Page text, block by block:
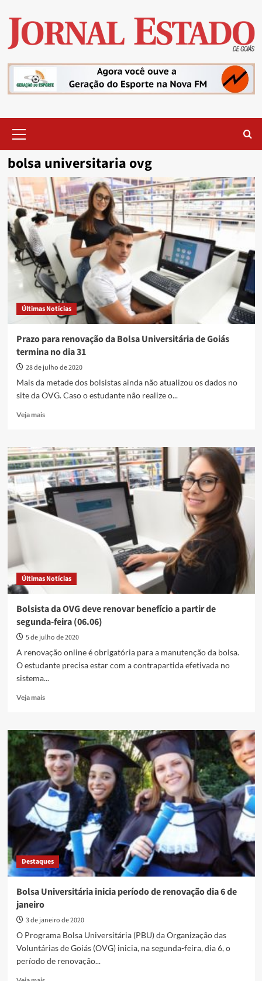
content
Menu
bolsa universitaria ovg
Últimas Notícias
Prazo para renovação da Bolsa Universitária de Goiás
termina no dia 31
28 de julho de 2020
Mais da metade dos bolsistas ainda não atualizou os dados no
site da OVG. Caso o estudante não realize o...
Veja maisRead
Prazo
para
renovação
da
Bolsa
Universitária
de
Últimas Notícias
Bolsista da OVG deve renovar benefício a partir de
segunda-feira (06.06)
5 de julho de 2020
A renovação online é obrigatória para a manutenção da bolsa.
O estudante precisa estar com a contrapartida efetivada no
sistema...
Veja maisRead
Bolsista
da
OVG
deve
renovar
benefício
a
partir
de
segunda-
feira
(06.06)
Destaques
Bolsa Universitária inicia período de renovação dia 6 de
janeiro
3 de janeiro de 2020
O Programa Bolsa Universitária (PBU) da Organização das
Voluntárias de Goiás (OVG) inicia, na segunda-feira, dia 6, o
período de renovação...
Read